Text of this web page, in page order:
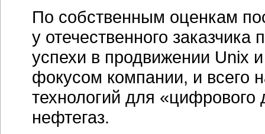
По собственным оценкам
у отечественного
успехи в продвижении Unix
фокусом компании, и всего
технологий для
нефтегаз.